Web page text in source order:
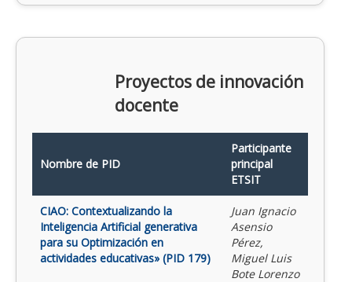
Proyectos de innovación
docente
Nombre de PID
Participante
principal
ETSIT
CIAO: Contextualizando la
Inteligencia Artificial generativa
para su Optimización en
actividades educativas» (PID 179)
Juan Ignacio
Asensio
Pérez,
Miguel Luis
Bote Lorenzo